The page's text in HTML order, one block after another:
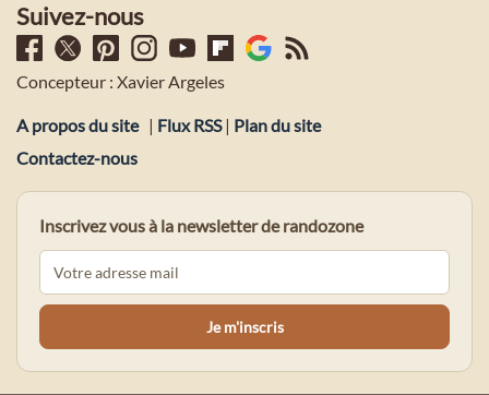
Suivez-nous
Concepteur : Xavier Argeles
A propos du site | Flux RSS| Plan du site
Contactez-nous
Inscrivez vous à la newsletter de randozone